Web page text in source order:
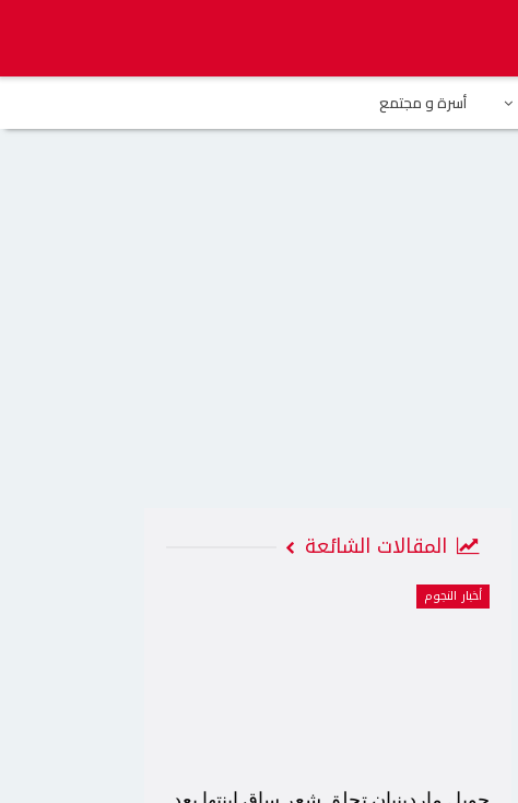
أسرة و مجتمع
المقالات الشائعة
أخبار النجوم